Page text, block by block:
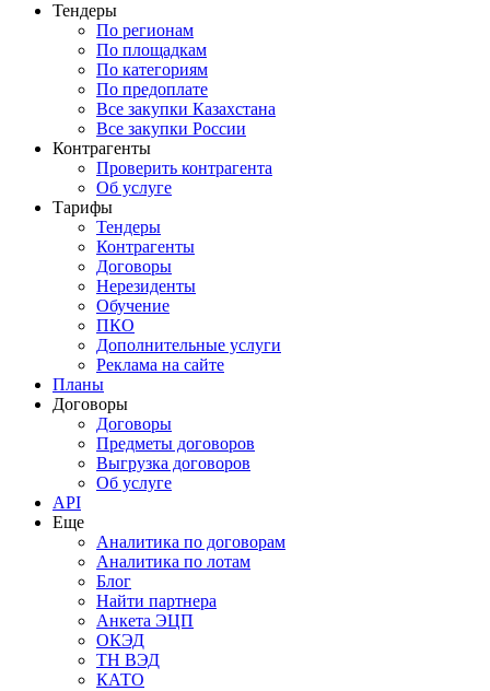
Тендеры
По регионам
По площадкам
По категориям
По предоплате
Все закупки Казахстана
Все закупки России
Контрагенты
Проверить контрагента
Об услуге
Тарифы
Тендеры
Контрагенты
Договоры
Нерезиденты
Обучение
ПКО
Дополнительные услуги
Реклама на сайте
Планы
Договоры
Договоры
Предметы договоров
Выгрузка договоров
Об услуге
API
Еще
Аналитика по договорам
Аналитика по лотам
Блог
Найти партнера
Анкета ЭЦП
ОКЭД
ТН ВЭД
КАТО